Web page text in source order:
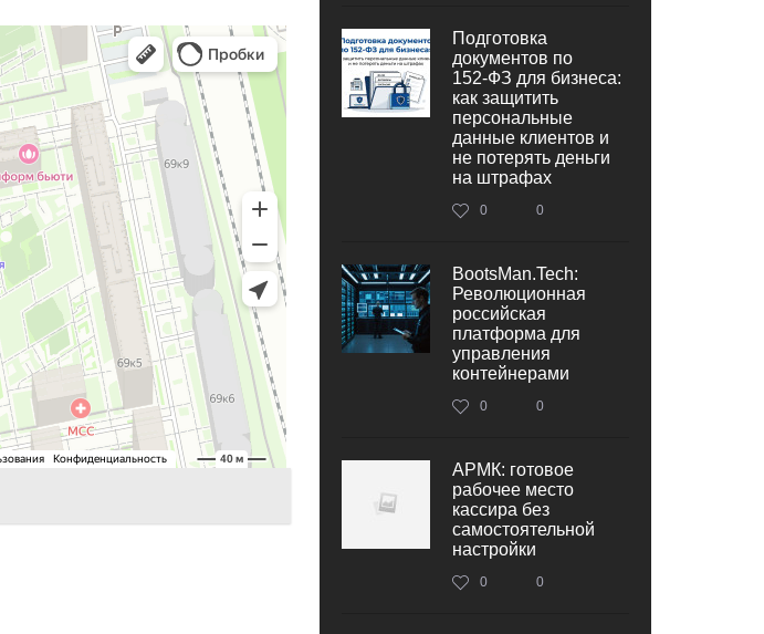
Подготовка
документов по
152‑ФЗ для бизнеса:
как защитить
персональные
данные клиентов и
не потерять деньги
на штрафах
0 0
BootsMan.Tech:
Революционная
российская
платформа для
управления
контейнерами
0 0
АРМК: готовое
рабочее место
кассира без
самостоятельной
настройки
0 0